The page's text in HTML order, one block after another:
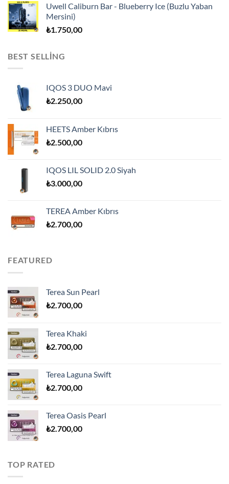
Uwell Caliburn Bar - Blueberry Ice (Buzlu Yaban
Mersini)
₺1.750,00
BEST SELLING
IQOS 3 DUO Mavi
₺2.250,00
HEETS Amber Kıbrıs
₺2.500,00
IQOS LIL SOLID 2.0 Siyah
₺3.000,00
TEREA Amber Kıbrıs
₺2.700,00
FEATURED
Terea Sun Pearl
₺2.700,00
Terea Khaki
₺2.700,00
Terea Laguna Swift
₺2.700,00
Terea Oasis Pearl
₺2.700,00
TOP RATED